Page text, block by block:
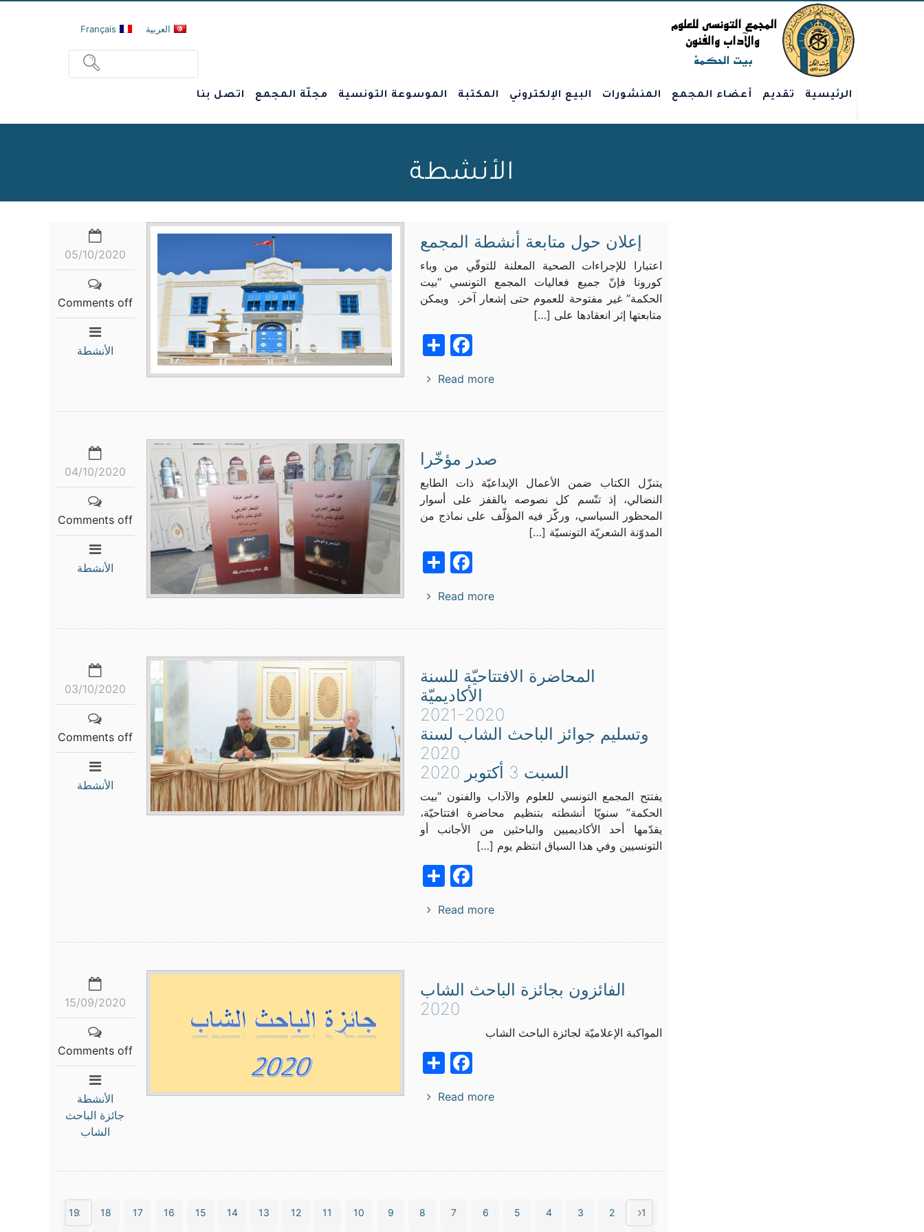
العربية Français
الرئيسية تقديم أعضاء المجمع المنشورات البيع الإلكتروني المكتبة الموسوعة التونسية مجلّة المجمع اتصل بنا
الأنشطة
إعلان حول متابعة أنشطة المجمع
اعتبارا للإجراءات الصحية المعلنة للتوقّي من وباء
كورونا فإنّ جميع فعاليات المجمع التونسي “بيت
الحكمة” غير مفتوحة للعموم حتى إشعار آخر. ويمكن
متابعتها إثر انعقادها على […]
Facebook
Share
Read more
05/10/2020
Comments off
الأنشطة
صدر مؤخّرا
يتنزّل الكتاب ضمن الأعمال الإبداعيّة ذات الطابع
النضالي، إذ تتّسم كل نصوصه بالقفز على أسوار
المحظور السياسي، وركّز فيه المؤلّف على نماذج من
المدوّنة الشعريّة التونسيّة […]
Facebook
Share
Read more
04/10/2020
Comments off
الأنشطة
المحاضرة الافتتاحيّة للسنة
الأكاديميّة
2021-2020
وتسليم جوائز الباحث الشاب لسنة
2020
السبت 3 أكتوبر 2020
يفتتح المجمع التونسي للعلوم والآداب والفنون “بيت
الحكمة” سنويّا أنشطته بتنظيم محاضرة افتتاحيّة،
يقدّمها أحد الأكاديميين والباحثين من الأجانب أو
التونسيين وفي هذا السياق انتظم يوم […]
Facebook
Read more
03/10/2020
Comments off
الأنشطة
الفائزون بجائزة الباحث الشاب
2020
المواكبة الإعلاميّة لجائزة الباحث الشاب
Facebook
Read more
15/09/2020
Comments off
الأنشطة
جائزة الباحث
الشاب
1
2
3
4
5
6
7
8
9
10
11
12
13
14
15
16
17
18
19